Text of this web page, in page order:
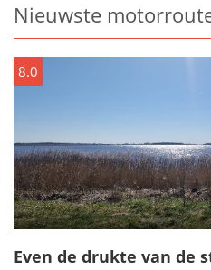
Nieuwste
8.0
Even de drukte van de